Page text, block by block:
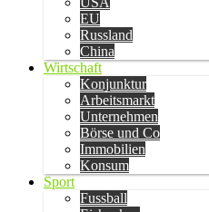
EU
Russland
China
Wirtschaft
Konjunktur
Arbeitsmarkt
Unternehmen
Börse und Co
Immobilien
Konsum
Sport
Fussball